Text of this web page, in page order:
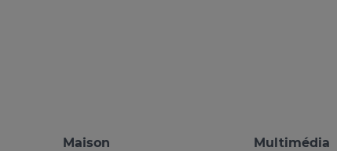
Maison Multimédia